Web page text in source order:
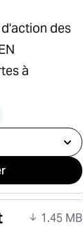
des
à
1.45 MB